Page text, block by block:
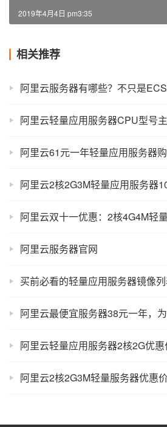
2019年4月4日 pm3:35
相关推荐
阿里云服务器有哪些？不只是ECS
阿里云轻量应用服务器CPU型号主
阿里云61元一年轻量应用服务器
阿里云2核2G3M轻量应用服务器
阿里云服务器官网
买前必看的轻量应用服务器镜像
阿里云最便宜服务器38元一年，
阿里云2核2G3M轻量服务器优惠